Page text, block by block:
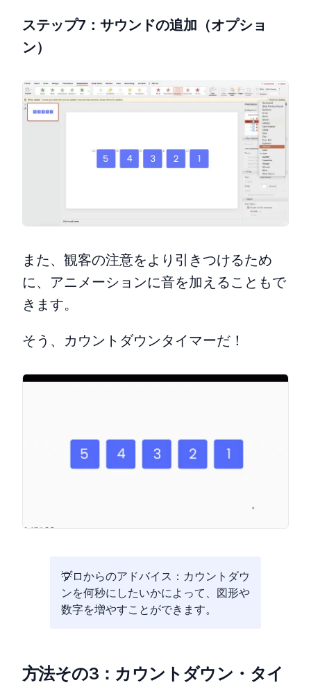
ステップ7：サウンドの追加（オプショ
ン）
また、観客の注意をより引きつけるため
に、アニメーションに音を加えることもで
きます。
そう、カウントダウンタイマーだ！
プロからのアドバイス：カウントダウ
ンを何秒にしたいかによって、図形や
数字を増やすことができます。
方法その3：カウントダウン・タイ